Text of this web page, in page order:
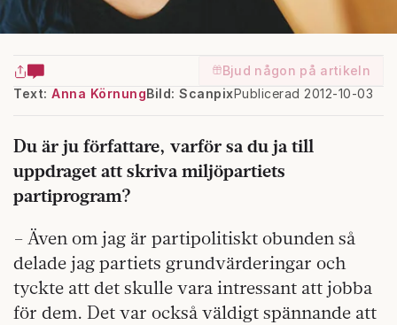
Bjud någon på artikeln
Text: Anna Körnung Publicerad 2012-10-03
Bild: Scanpix
Du är ju författare, varför sa du ja till
uppdraget att skriva miljöpartiets
partiprogram?
– Även om jag är partipolitiskt obunden så
delade jag partiets grundvärderingar och
tyckte att det skulle vara intressant att jobba
för dem. Det var också väldigt spännande att